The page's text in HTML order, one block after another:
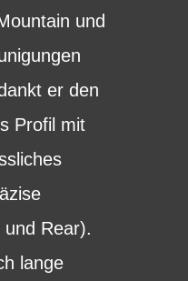
und
er den
Profil mit
Rear).
lange